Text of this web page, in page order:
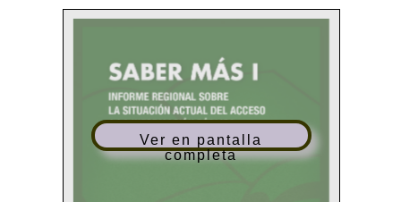
Ver en pantalla
completa